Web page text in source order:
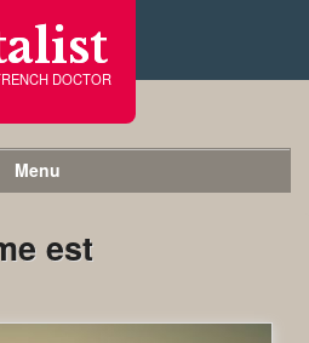
DOCTOR
Menu
est